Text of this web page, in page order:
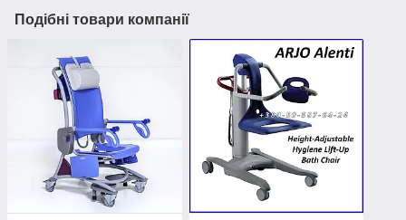
Подібні товари компанії